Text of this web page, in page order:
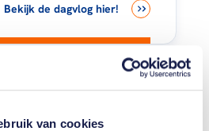
van cookies
Bekijk de dagvlog hier!